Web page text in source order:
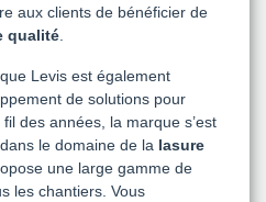
aux clients de bénéficier de
qualité.
Levis est également
de solutions pour
fil des années, la marque s’est
le domaine de la lasure
une large gamme de
les chantiers. Vous